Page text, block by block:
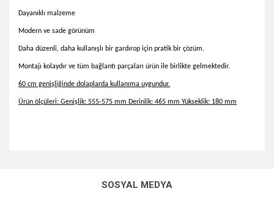
Dayanıklı malzeme
Modern ve sade görünüm
Daha düzenli, daha kullanışlı bir gardırop için pratik bir çözüm.
Montajı kolaydır ve tüm bağlantı parçaları ürün ile birlikte gelmektedir.
60 cm genişliğinde dolaplarda kullanıma uygundur.
Ürün ölçüleri: Genişlik: 555-575 mm Derinlik: 465 mm Yükseklik: 180 mm
kullanarak tarafımıza iletebilirsiniz.
Görüş ve önerileriniz için teşekkür ederiz.
SOSYAL MEDYA